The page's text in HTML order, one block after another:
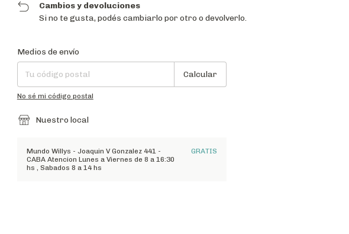
Cambios y devoluciones
Si no te gusta, podés cambiarlo por otro o devolverlo.
Entregas para el CP:
Medios de envío
Calcular
No sé mi código postal
Nuestro local
Mundo Willys - Joaquin V Gonzalez 441 -
CABA Atencion Lunes a Viernes de 8 a 16:30
hs , Sabados 8 a 14 hs
GRATIS